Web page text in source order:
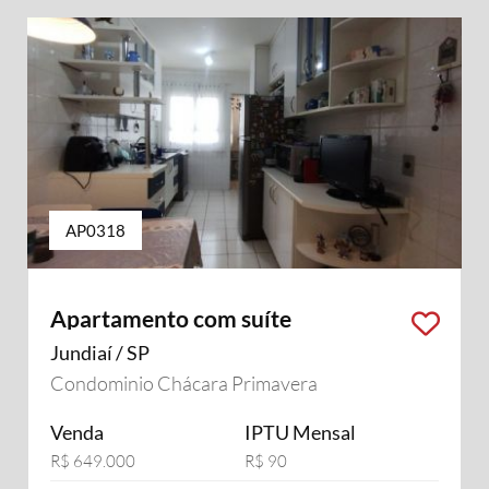
AP0318
Apartamento com suíte
Jundiaí / SP
Condominio Chácara Primavera
Venda
R$ 649.000
IPTU Mensal
R$ 90